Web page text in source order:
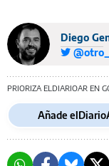
Diego
PRIORIZA ELDIARIOAR EN
Añade